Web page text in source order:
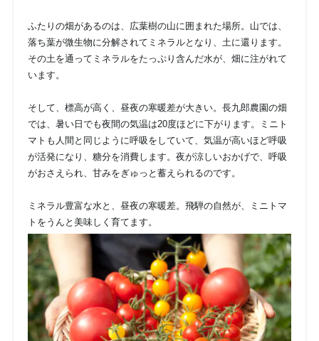
ふたりの畑があるのは、広葉樹の山に囲まれた場所。山では、
落ち葉が微生物に分解されてミネラルとなり、土に還ります。
その土を通ってミネラルをたっぷり含んだ水が、畑に注がれて
います。
そして、標高が高く、昼夜の寒暖差が大きい。長九郎農園の畑
では、暑い日でも夜間の気温は20度ほどに下がります。ミニト
マトも人間と同じように呼吸をしていて、気温が高いほど呼吸
が活発になり、糖分を消費します。夜が涼しいおかげで、呼吸
がおさえられ、甘みをぎゅっと蓄えられるのです。
ミネラル豊富な水と、昼夜の寒暖差。飛騨の自然が、ミニトマ
トをうんと美味しく育てます。